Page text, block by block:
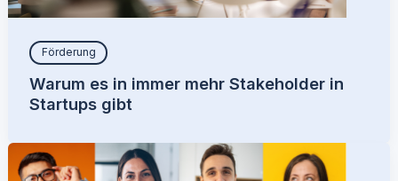
Förderung
Warum es in immer mehr Stakeholder in
Startups gibt